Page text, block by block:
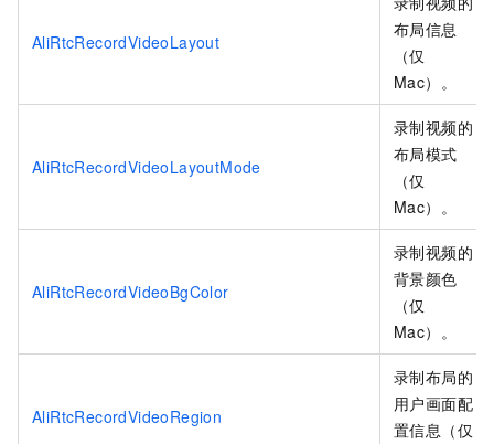
AliRtcRecordVideoLayout
布局信息
（仅
Mac）。
AliRtcRecordVideoLayoutMode
录制视频的
布局模式
（仅
Mac）。
AliRtcRecordVideoBgColor
录制视频的
背景颜色
（仅
Mac）。
AliRtcRecordVideoRegion
录制布局的
用户画面配
置信息（仅